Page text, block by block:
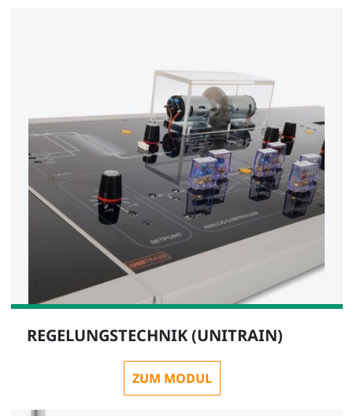
REGELUNGSTECHNIK (UNITRAIN)
ZUM MODUL